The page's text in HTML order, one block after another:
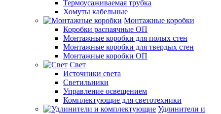
Термоусаживаемая трубка
Хомуты кабельные
Монтажные коробки
Коробки распаячные ОП
Монтажные коробки для полых стен
Монтажные коробки для твердых стен
Монтажные коробки ОП
Свет
Источники света
Светильники
Управление освещением
Комплектующие для светотехники
Удлинители и